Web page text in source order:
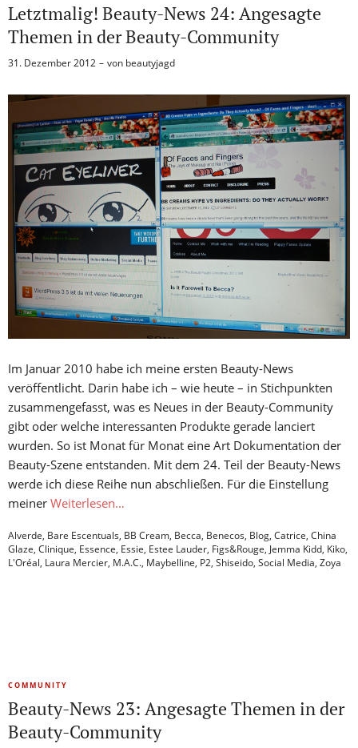
Letztmalig! Beauty-News 24: Angesagte
Themen in der Beauty-Community
31. Dezember 2012 von beautyjagd
Im Januar 2010 habe ich meine ersten Beauty-News
veröffentlicht. Darin habe ich – wie heute – in Stichpunkten
zusammengefasst, was es Neues in der Beauty-Community
gibt oder welche interessanten Produkte gerade lanciert
wurden. So ist Monat für Monat eine Art Dokumentation der
Beauty-Szene entstanden. Mit dem 24. Teil der Beauty-News
werde ich diese Reihe nun abschließen. Für die Einstellung
meiner Weiterlesen…
Alverde, Bare Escentuals, BB Cream, Becca, Benecos, Blog, Catrice, China
Glaze, Clinique, Essence, Essie, Estee Lauder, Figs&Rouge, Jemma Kidd, Kiko,
L'Oréal, Laura Mercier, M.A.C., Maybelline, P2, Shiseido, Social Media, Zoya
COMMUNITY
Beauty-News 23: Angesagte Themen in der
Beauty-Community